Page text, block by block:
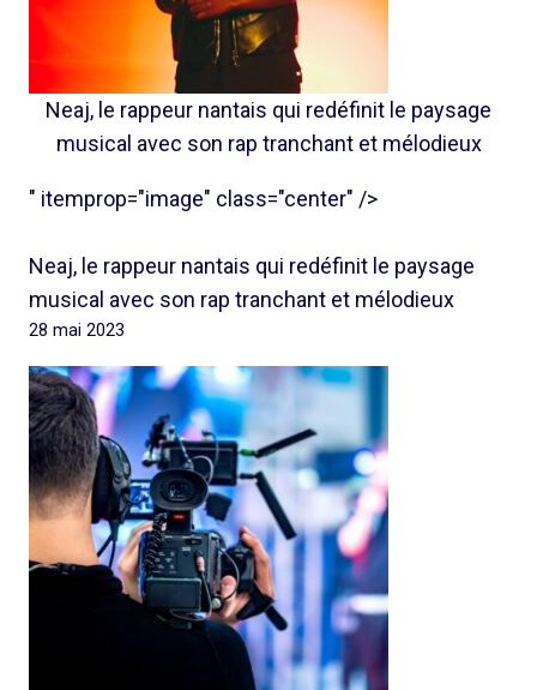
Neaj, le rappeur nantais qui redéfinit le paysage
musical avec son rap tranchant et mélodieux
" itemprop="image" class="center" />
Neaj, le rappeur nantais qui redéfinit le paysage
musical avec son rap tranchant et mélodieux
28 mai 2023